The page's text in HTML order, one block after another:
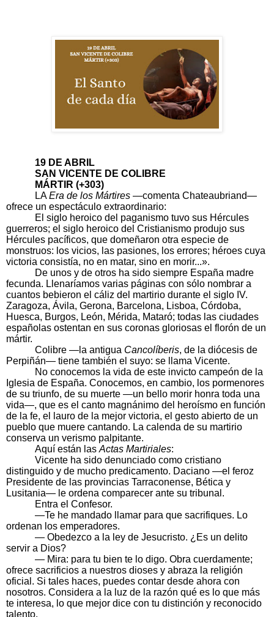
19 DE ABRIL
SAN VICENTE DE COLIBRE
MÁRTIR (+303)
LAEra de los Mártires —comenta Chateaubriand—
ofrece un espectáculo extraordinario:
El siglo heroico del paganismo tuvo sus Hércules
guerreros; el siglo heroico del Cristianismo produjo sus
Hércules pacíficos, que domeñaron otra especie de
monstruos: los vicios, las pasiones, los errores; héroes cuya
victoria consistía, no en matar, sino en morir...».
De unos y de otros ha sido siempre España madre
fecunda. Llenaríamos varias páginas con sólo nombrar a
cuantos bebieron el cáliz del martirio durante el siglo IV.
Zaragoza, Ávila, Gerona, Barcelona, Lisboa, Córdoba,
Huesca, Burgos, León, Mérida, Mataró; todas las ciudades
españolas ostentan en sus coronas gloriosas el florón de un
mártir.
Colibre —la antigua Cancolíberis, de la diócesis de
Perpiñán— tiene también el suyo: se llama Vicente.
No conocemos la vida de este invicto campeón de la
Iglesia de España. Conocemos, en cambio, los pormenores
de su triunfo, de su muerte —un bello morir honra toda una
vida—, que es el canto magnánimo del heroísmo en función
de la fe, el lauro de la mejor victoria, el gesto abierto de un
pueblo que muere cantando. La calenda de su martirio
conserva un verismo palpitante.
Aquí están lasActas Martiriales:
Vicente ha sido denunciado como cristiano
distinguido y de mucho predicamento. Daciano —el feroz
Presidente de las provincias Tarraconense, Bética y
Lusitania— le ordena comparecer ante su tribunal.
Entra el Confesor.
—Te he mandado llamar para que sacrifiques. Lo
ordenan los emperadores.
— Obedezco a la ley de Jesucristo. ¿Es un delito
servir a Dios?
— Mira: para tu bien te lo digo. Obra cuerdamente;
ofrece sacrificios a nuestros dioses y abraza la religión
oficial. Si tales haces, puedes contar desde ahora con
nosotros. Considera a la luz de la razón qué es lo que más
te interesa, lo que mejor dice con tu distinción y reconocido
talento.